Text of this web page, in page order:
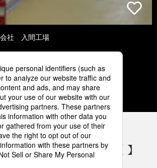
会社 入間工場
2 3 4 5
クの電気設備 SNSアカウント